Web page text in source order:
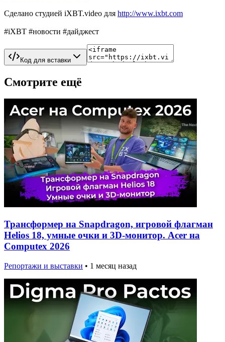
Сделано студией iXBT.video для http://www.ixbt.com
#iXBT #новости #дайджест
Код для вставки
Смотрите ещё
Трансформер на Snapdragon, игровой флагман
Helios 18, умные очки и 3D-монитор. Acer на
Computex 2026
Репортажи и выставки • 1 месяц назад